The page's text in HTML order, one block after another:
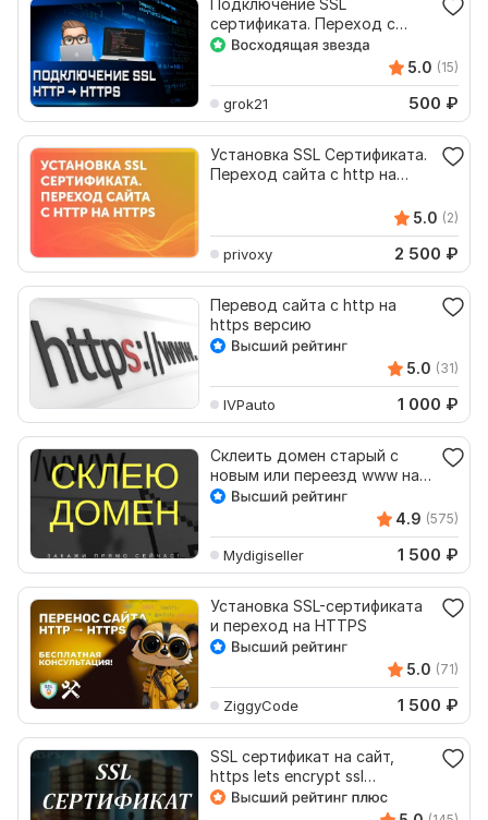
Подключение SSL
сертификата. Переход с
HTTP на HTTPS
5.0 (15)
grok21 500 ₽
Установка SSL Сертификата.
Переход сайта с http на
5.0 (2)
privoxy 2 500 ₽
Перевод сайта с http на
https версию
5.0 (31)
IVPauto 1 000 ₽
Склеить домен старый с
новым или переезд www на
без www, http на https
4.9 (575)
Mydigiseller 1 500 ₽
Установка SSL-сертификата
и переход на HTTPS
5.0 (71)
ZiggyCode 1 500 ₽
SSL сертификат на сайт,
https lets encrypt ssl
сертификат бесплатно